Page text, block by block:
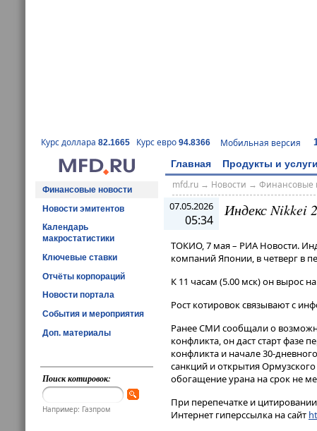
Курс доллара 82.1665 Курс евро 94.8366 Мобильная версия
Главная Продукты и услуги
Финансовые новости
Новости эмитентов
Календарь
макростатистики
Ключевые ставки
Отчёты корпораций
Новости портала
События и мероприятия
Доп. материалы
Поиск котировок:
Например: Газпром
mfd.ru→ Новости → Финансовые
07.05.2026
05:34
Индекс Nikkei
ТОКИО, 7 мая – РИА Новости.
компаний Японии, в четверг в
К 11 часам (5​​​.00 мск) он вырос
Рост котировок связывают с
Ранее СМИ сообщали о
конфликта, он даст старт фазе
конфликта и начале 30-
санкций и открытия
обогащение урана на срок не
При перепечатке и
Интернет гиперссылка на сайт